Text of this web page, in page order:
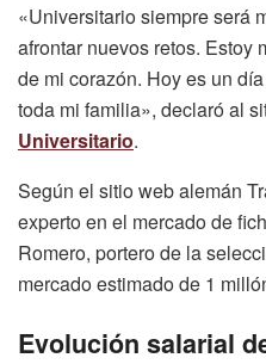
«Universitario siempre será
afrontar nuevos retos. Estoy
de mi corazón. Hoy es un
toda mi familia», declaró al
Universitario.
Según el sitio web alemán
experto en el mercado de
Romero, portero de la
mercado estimado de 1
Evolución salarial